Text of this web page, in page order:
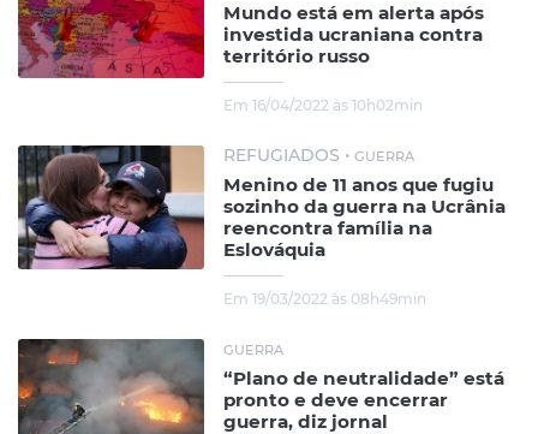
Mundo está em alerta após
investida ucraniana contra
território russo
Em 16/04/2022 às 10h02min
REFUGIADOS • GUERRA
Menino de 11 anos que fugiu
sozinho da guerra na Ucrânia
reencontra família na
Eslováquia
Em 19/03/2022 às 08h49min
GUERRA
“Plano de neutralidade” está
pronto e deve encerrar
guerra, diz jornal